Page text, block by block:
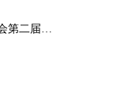
六年磨砺襄盛举 豪情欢歌迎新元——泰中侨商联合会第二届第七次会员大会暨新春联欢晚会隆重举行